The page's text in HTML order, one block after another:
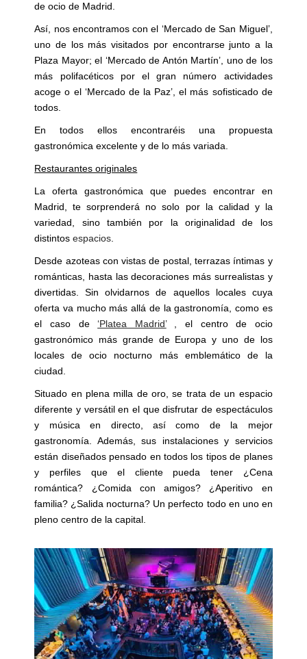
de ocio de Madrid.
Así, nos encontramos con el ‘Mercado de San Miguel’,
uno de los más visitados por encontrarse junto a la
Plaza Mayor; el ‘Mercado de Antón Martín’, uno de los
más polifacéticos por el gran número actividades
acoge o el ‘Mercado de la Paz’, el más sofisticado de
todos.
En todos ellos encontraréis una propuesta
gastronómica excelente y de lo más variada.
Restaurantes originales
La oferta gastronómica que puedes encontrar en
Madrid, te sorprenderá no solo por la calidad y la
variedad, sino también por la originalidad de los
distintosespacios.
Desde azoteas con vistas de postal, terrazas íntimas y
románticas, hasta las decoraciones más surrealistas y
divertidas. Sin olvidarnos de aquellos locales cuya
oferta va mucho más allá de la gastronomía, como es
el caso de‘Platea Madrid’, el centro de ocio
gastronómico más grande de Europa y uno de los
locales de ocio nocturno más emblemático de la
ciudad.
Situado en plena milla de oro, se trata de un espacio
diferente y versátil en el que disfrutar de espectáculos
y música en directo, así como de la mejor
gastronomía. Además, sus instalaciones y servicios
están diseñados pensado en todos los tipos de planes
y perfiles que el cliente pueda tener ¿Cena
romántica? ¿Comida con amigos? ¿Aperitivo en
familia? ¿Salida nocturna? Un perfecto todo en uno en
pleno centro de la capital.